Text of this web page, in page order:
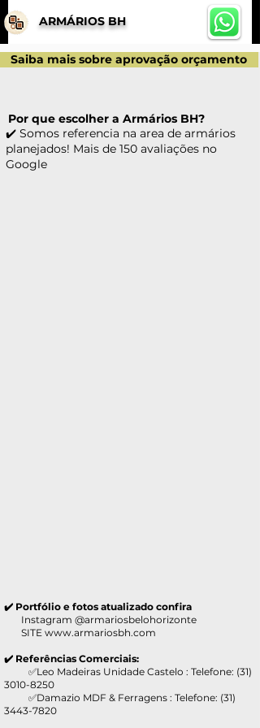
ARMÁRIOS BH
Saiba mais sobre aprovação orçamento
✔️ Somos referencia na area de armários
planejados! Mais de 150 avaliações no
Google
Por que escolher a Armários BH?
✔️ Portfólio e fotos atualizado confira
Instagram @armariosbelohorizonte
SITE www.armariosbh.com
✔️ Referências Comerciais:
✅Leo Madeiras Unidade Castelo : Telefone: (31)
3010-8250
✅Damazio MDF & Ferragens : Telefone: (31)
3443-7820